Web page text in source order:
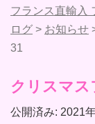
フランス直輸入
ログ > お知らせ
31
クリスマス
公開済み: 2021